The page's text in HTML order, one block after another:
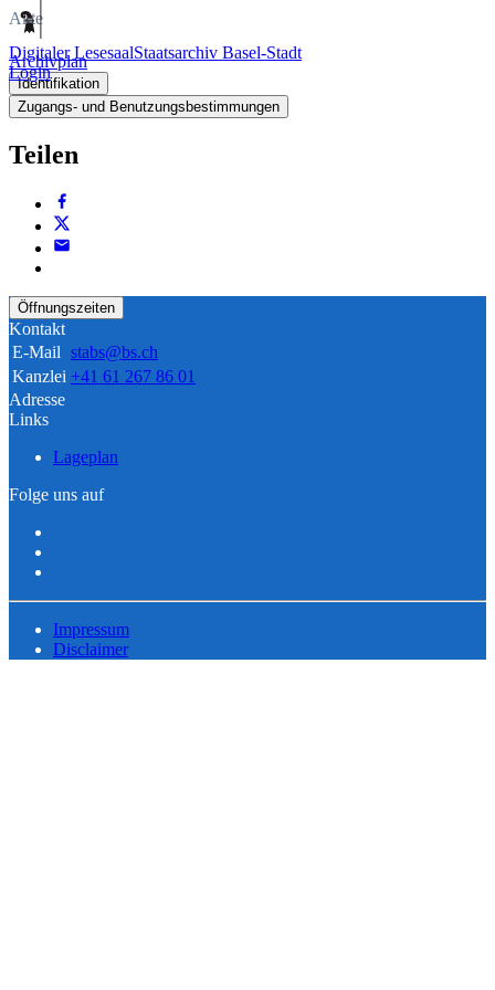
Digitaler LesesaalStaatsarchiv Basel-Stadt
Login
Akte
Archivplan
Identifikation
Zugangs- und Benutzungsbestimmungen
Teilen
Öffnungszeiten
Kontakt
E-Mail stabs@bs.ch
Kanzlei +41 61 267 86 01
Adresse
Links
Lageplan
Folge uns auf
Impressum
Disclaimer